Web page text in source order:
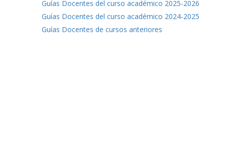
Guías Docentes del curso académico 2025-2026
Guías Docentes del curso académico 2024-2025
Guías Docentes de cursos anteriores